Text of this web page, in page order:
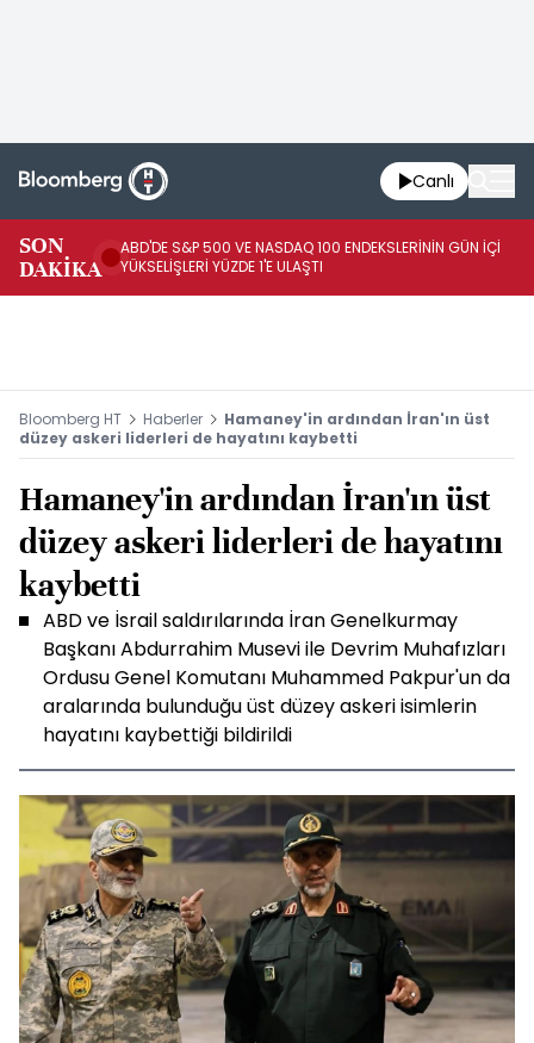
Canlı
SON
DAKİKA
ABD'DE S&P 500 VE NASDAQ 100 ENDEKSLERİNİN GÜN İÇİ
YÜKSELİŞLERİ YÜZDE 1'E ULAŞTI
Bloomberg HT Haberler
Hamaney'in ardından İran'ın üst
düzey askeri liderleri de hayatını kaybetti
Hamaney'in ardından İran'ın üst
düzey askeri liderleri de hayatını
kaybetti
ABD ve İsrail saldırılarında İran Genelkurmay
Başkanı Abdurrahim Musevi ile Devrim Muhafızları
Ordusu Genel Komutanı Muhammed Pakpur'un da
aralarında bulunduğu üst düzey askeri isimlerin
hayatını kaybettiği bildirildi